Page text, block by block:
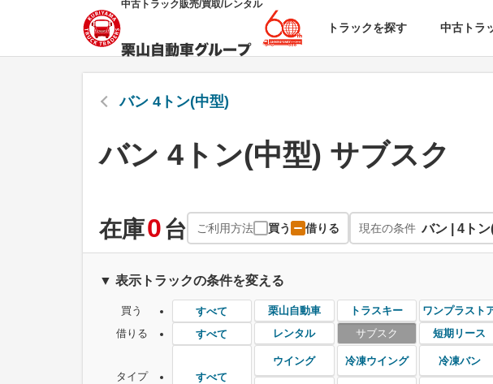
中古トラック販売/買取/レンタル
トラックを探す 中古トラ
バン 4トン(中型)
バン 4トン(中型) サブスク
在庫0台 ご利用方法 買う 借りる 現在の条件 バン | 4ト
▼ 表示トラックの条件を変える
買う すべて 栗山自動車 トラスキー
ワンプラスト
借りる
すべて レンタル サブスク 短期リース
タイプ すべて
ウイング 冷凍ウイング 冷凍バン